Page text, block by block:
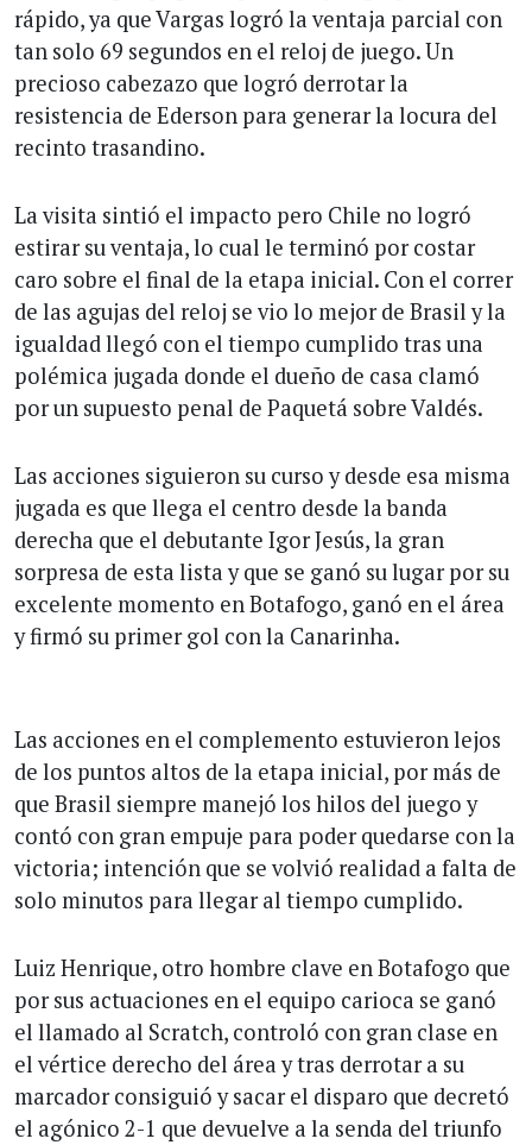
rápido, ya que Vargas logró la ventaja parcial con
tan solo 69 segundos en el reloj de juego. Un
precioso cabezazo que logró derrotar la
resistencia de Ederson para generar la locura del
recinto trasandino.
La visita sintió el impacto pero Chile no logró
estirar su ventaja, lo cual le terminó por costar
caro sobre el final de la etapa inicial. Con el correr
de las agujas del reloj se vio lo mejor de Brasil y la
igualdad llegó con el tiempo cumplido tras una
polémica jugada donde el dueño de casa clamó
por un supuesto penal de Paquetá sobre Valdés.
Las acciones siguieron su curso y desde esa misma
jugada es que llega el centro desde la banda
derecha que el debutante Igor Jesús, la gran
sorpresa de esta lista y que se ganó su lugar por su
excelente momento en Botafogo, ganó en el área
y firmó su primer gol con la Canarinha.
Las acciones en el complemento estuvieron lejos
de los puntos altos de la etapa inicial, por más de
que Brasil siempre manejó los hilos del juego y
contó con gran empuje para poder quedarse con la
victoria; intención que se volvió realidad a falta de
solo minutos para llegar al tiempo cumplido.
Luiz Henrique, otro hombre clave en Botafogo que
por sus actuaciones en el equipo carioca se ganó
el llamado al Scratch, controló con gran clase en
el vértice derecho del área y tras derrotar a su
marcador consiguió y sacar el disparo que decretó
el agónico 2-1 que devuelve a la senda del triunfo